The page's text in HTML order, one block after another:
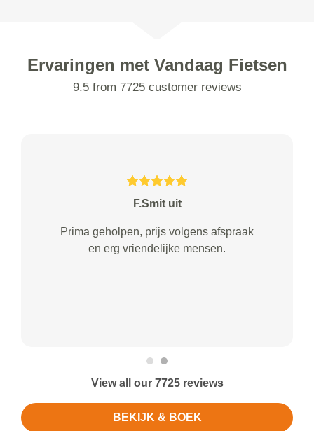
Ervaringen met Vandaag Fietsen
9.5 from 7725 customer reviews
F.Smit uit
Prima geholpen, prijs volgens afspraak
en erg vriendelijke mensen.
View all our 7725 reviews
BEKIJK & BOEK